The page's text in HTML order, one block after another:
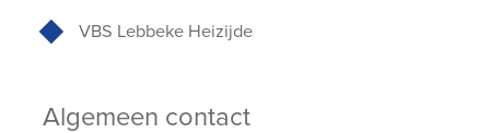
VBS Lebbeke Heizijde
Algemeen contact